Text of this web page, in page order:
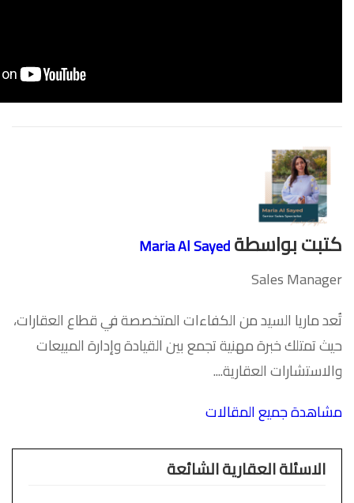
كتبت بواسطةMaria Al Sayed
Sales Manager
تُعد ماريا السيد من الكفاءات المتخصصة في قطاع العقارات،
حيث تمتلك خبرة مهنية تجمع بين القيادة وإدارة المبيعات
والاستشارات العقارية....
مشاهدة جميع المقالات
الاسئلة العقارية الشائعة